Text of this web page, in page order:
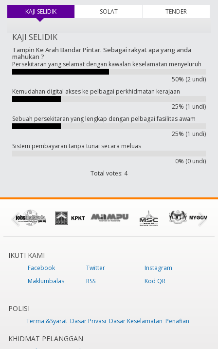
KAJI SELIDIK(tab aktif) SOLAT TENDER
KAJI SELIDIK
Tampin Ke Arah Bandar Pintar. Sebagai rakyat apa yang anda
mahukan ?
Persekitaran yang selamat dengan kawalan keselamatan menyeluruh
50% (2 undi)
Kemudahan digital akses ke pelbagai perkhidmatan kerajaan
25% (1 undi)
Sebuah persekitaran yang lengkap dengan pelbagai fasilitas awam
25% (1 undi)
Sistem pembayaran tanpa tunai secara meluas
0% (0 undi)
Total votes: 4
IKUTI KAMI
Facebook Twitter
Instagram
Maklumbalas
RSS Kod QR
POLISI
Terma &Syarat Dasar Privasi Dasar Keselamatan Penafian
KHIDMAT PELANGGAN